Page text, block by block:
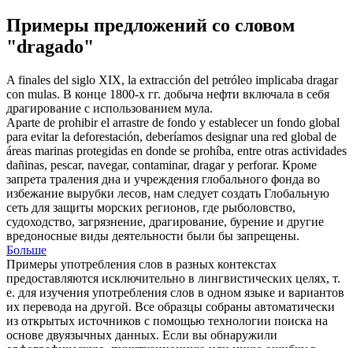
Примеры предложений со словом
"dragado"
A finales del siglo XIX, la extracción del petróleo implicaba dragar
con mulas. В конце 1800-х гг. добыча нефти включала в себя
драгирование с использованием мула.
Aparte de prohibir el arrastre de fondo y establecer un fondo global
para evitar la deforestación, deberíamos designar una red global de
áreas marinas protegidas en donde se prohíba, entre otras actividades
dañinas, pescar, navegar, contaminar, dragary perforar. Кроме
запрета траления дна и учреждения глобального фонда во
избежание вырубки лесов, нам следует создать Глобальную
сеть для защиты морских регионов, где рыболовство,
судоходство, загрязнение, драгирование, бурение и другие
вредоносные виды деятельности были бы запрещены.
Больше
Примеры употребления слов в разных контекстах
предоставляются исключительно в лингвистических целях, т.
е. для изучения употребления слов в одном языке и вариантов
их перевода на другой. Все образцы собраны автоматически
из открытых источников с помощью технологии поиска на
основе двуязычных данных. Если вы обнаружили